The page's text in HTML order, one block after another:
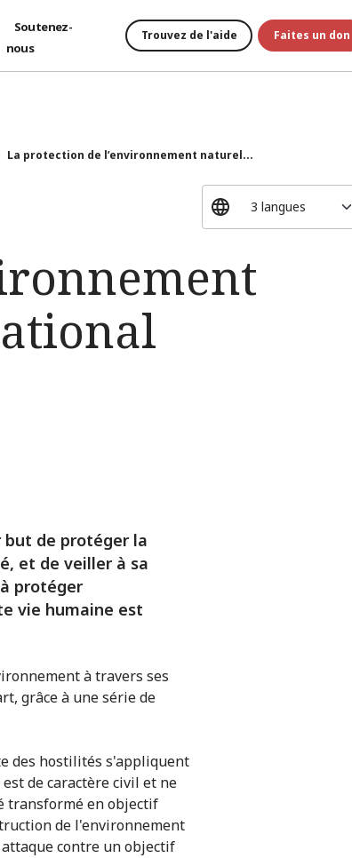
Soutenez-
nous
Trouvez de l'aide Faites un don
La protection de l’environnement naturel...
de protéger la
et de veiller à sa
protéger
vie humaine est
à travers ses
grâce à une série de
des hostilités s'appliquent
de caractère civil et ne
transformé en objectif
de l'environnement
contre un objectif